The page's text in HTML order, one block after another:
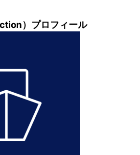
）プロフィール